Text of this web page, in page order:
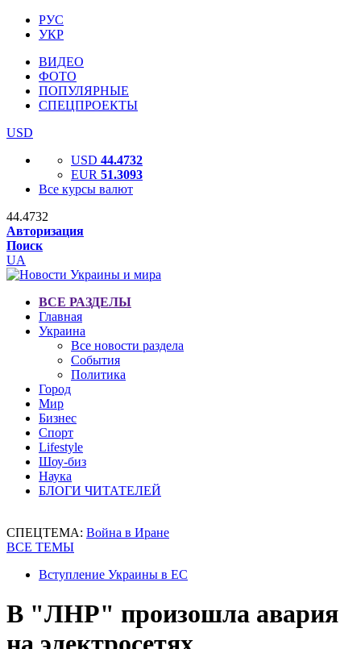
РУС
УКР
ВИДЕО
ФОТО
ПОПУЛЯРНЫЕ
СПЕЦПРОЕКТЫ
USD
USD 44.4732
EUR 51.3093
Все курсы валют
44.4732
Авторизация
Поиск
UA
ВСЕ РАЗДЕЛЫ
Главная
Украина
Все новости раздела
События
Политика
Город
Мир
Бизнес
Спорт
Lifestyle
Шоу-биз
Наука
БЛОГИ ЧИТАТЕЛЕЙ
СПЕЦТЕМА: Война в Иране
ВСЕ ТЕМЫ
Вступление Украины в ЕС
В "ЛНР" произошла авария